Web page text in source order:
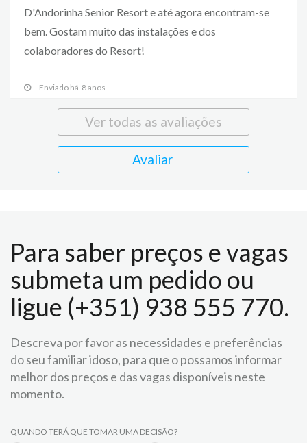
D'Andorinha Senior Resort e até agora encontram-se
bem. Gostam muito das instalações e dos
colaboradores do Resort!
Enviado há 8 anos
Ver todas as avaliações
Avaliar
Para saber preços e vagas
submeta um pedido ou
ligue (+351) 938 555 770.
Descreva por favor as necessidades e preferências
do seu familiar idoso, para que o possamos informar
melhor dos preços e das vagas disponíveis neste
momento.
QUANDO TERÁ QUE TOMAR UMA DECISÃO?